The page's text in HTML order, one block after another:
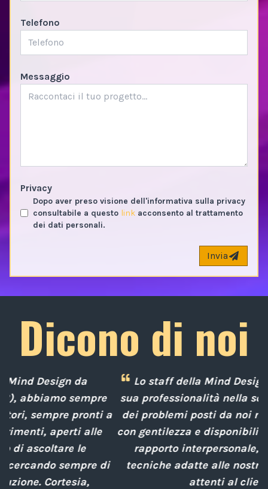
Telefono
Messaggio
Privacy
Dopo aver preso visione dell'informativa sulla privacy
consultabile a questo link acconsento al trattamento
dei dati personali.
Invia
Dicono di noi
Lo staff della Mind Design ci ha mostrato la
sua professionalità nella soluzione tempestiva
dei problemi posti da noi nel corso degli anni,
con gentilezza e disponibilità nella gestione del
rapporto interpersonale, con competenze
tecniche adatte alle nostre esigenze sempre
attenti al cliente.